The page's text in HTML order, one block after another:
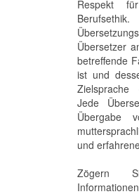
Respekt
Übersetzer
betreffende
ist und
Jede
Übergabe
und
Zögern